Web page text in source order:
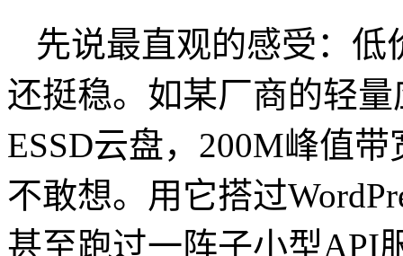
先说最直观的感受：
还挺稳。如某厂商的轻
ESSD云盘， 200M峰值带
不敢想。用它搭过
甚至跑过一阵子小型API